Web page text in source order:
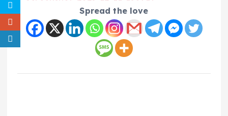
Spread the love